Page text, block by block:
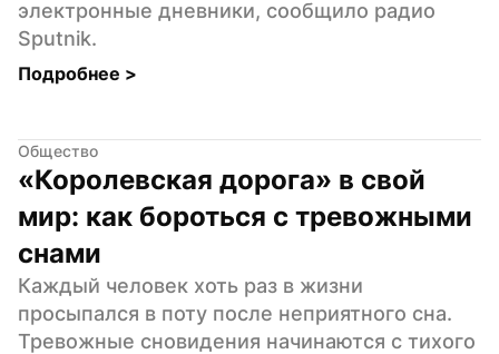
электронные дневники, сообщило радио
Sputnik.
Подробнее >
Общество
«Королевская дорога» в свой
мир: как бороться с тревожными
снами
Каждый человек хоть раз в жизни
просыпался в поту после неприятного сна.
Тревожные сновидения начинаются с тихого